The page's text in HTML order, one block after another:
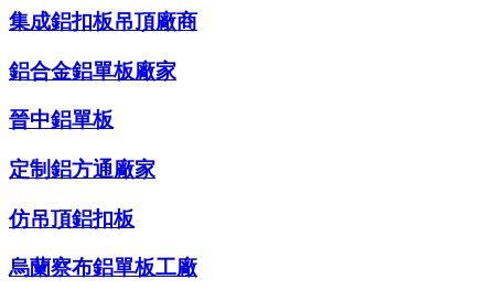
集成鋁扣板吊頂廠商
鋁合金鋁單板廠家
晉中鋁單板
定制鋁方通廠家
仿吊頂鋁扣板
烏蘭察布鋁單板工廠